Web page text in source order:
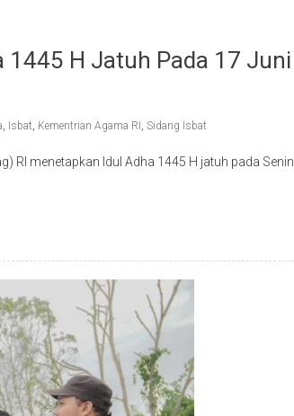
1445 H Jatuh Pada 17 Juni
, Isbat, Kementrian Agama RI , Sidang Isbat
RI menetapkan Idul Adha 1445 H jatuh pada Senin